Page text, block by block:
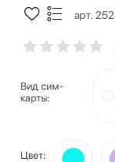
арт.
Вид сим-
карты:
Цвет: